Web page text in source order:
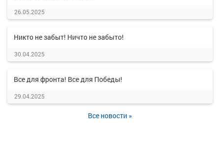
26.05.2025
Никто не забыт! Ничто не забыто!
30.04.2025
Все для фронта! Все для Победы!
29.04.2025
Все новости »